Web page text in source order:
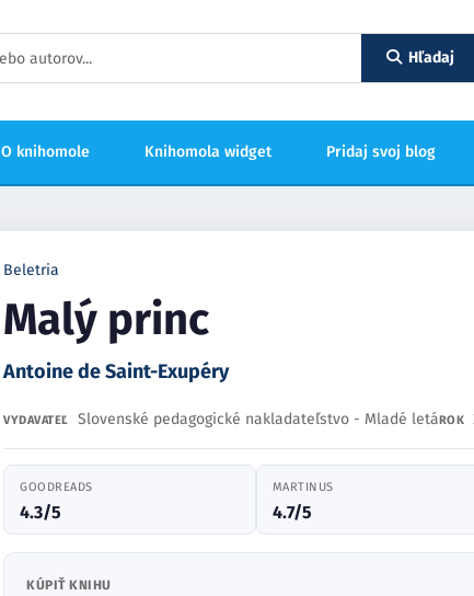
Hľadaj
O knihomole Knihomola widget Pridaj svoj blog
Beletria
Malý princ
Antoine de Saint-Exupéry
VYDAVATEĽ Slovenské pedagogické nakladateľstvo - Mladé letáROK
GOODREADS
4.3/5
MARTINUS
4.7/5
KÚPIŤ KNIHU